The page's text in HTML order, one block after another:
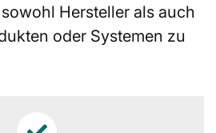
Hersteller als auch
oder Systemen zu